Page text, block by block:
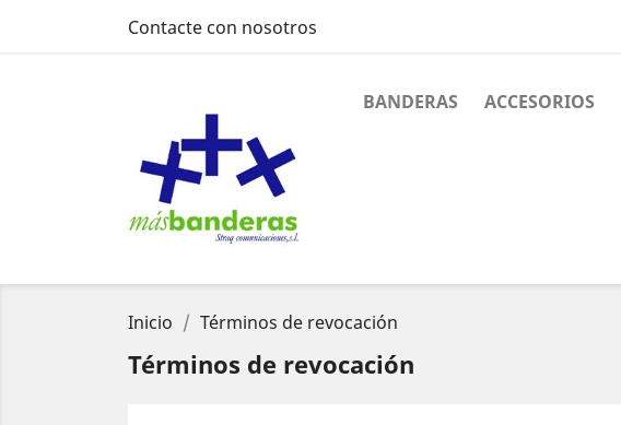
Contacte con nosotros
BANDERAS ACCESORIOS
Inicio Términos de revocación
Términos de revocación